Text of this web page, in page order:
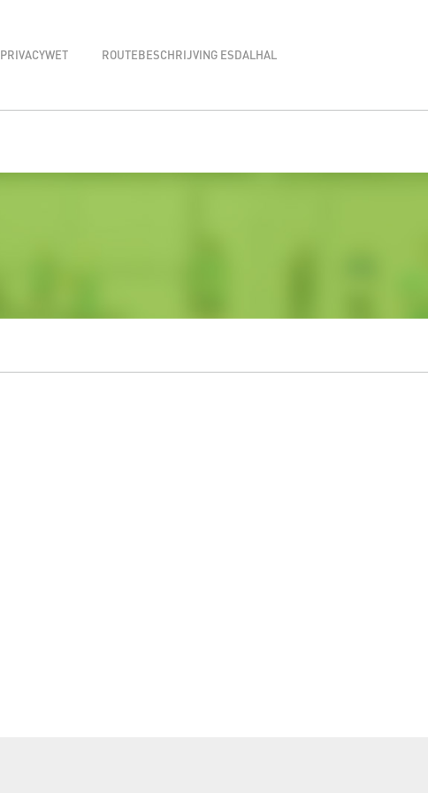
PRIVACYWET ROUTEBESCHRIJVING ESDALHAL